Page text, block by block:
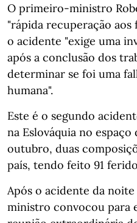
O primeiro-ministro
"rápida recuperação
o acidente "exige uma
após a conclusão dos
determinar se foi uma
humana".
Este é o segundo
na Eslováquia no espaço
outubro, duas
país, tendo feito 91
Após o acidente da
ministro convocou para